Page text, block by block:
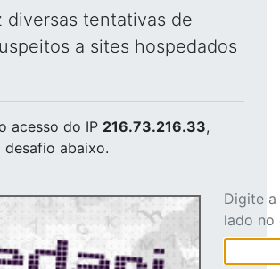
diversas tentativas de
a sites hospedados
acesso do IP 216.73.216.33,
desafio abaixo.
Digite
lado no